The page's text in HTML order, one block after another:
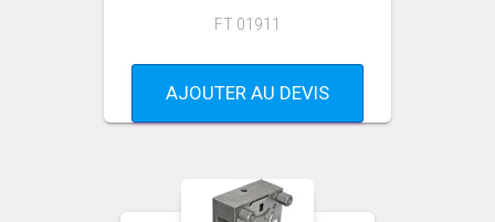
FT 01911
AJOUTER AU DEVIS